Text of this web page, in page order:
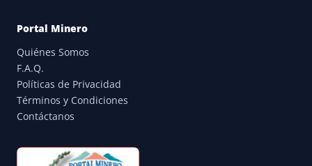
Portal Minero
Quiénes Somos
F.A.Q.
Políticas de Privacidad
Términos y Condiciones
Contáctanos